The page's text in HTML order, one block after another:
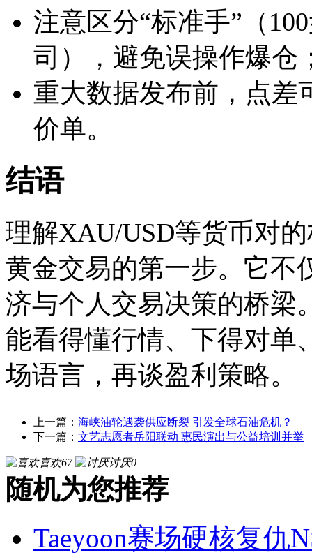
注意区分“标准手”（
司），避免误操作爆仓
重大数据发布前，点差
价单。
结语
理解XAU/USD等货币对
黄金交易的第一步。它不
济与个人交易决策的桥梁
能看得懂行情、下得对单
场语言，再谈盈利策略。
上一篇： 海峡油轮遇袭供应断裂 引发全球石油危机？
下一篇： 文艺志愿者岳阳联动 惠民演出与公益培训并举
喜欢67 讨厌0
随机为您推荐
Taeyoon赛场硬核复仇